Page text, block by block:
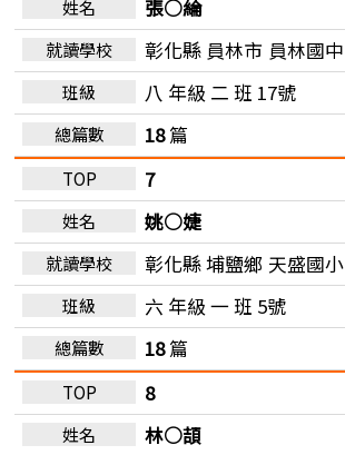
張○綸
彰化縣 員林市 員林國中
八 年級 二 班 17號
18篇
7
姚○婕
彰化縣 埔鹽鄉 天盛國小
六 年級 一 班 5號
18篇
8
林○頡